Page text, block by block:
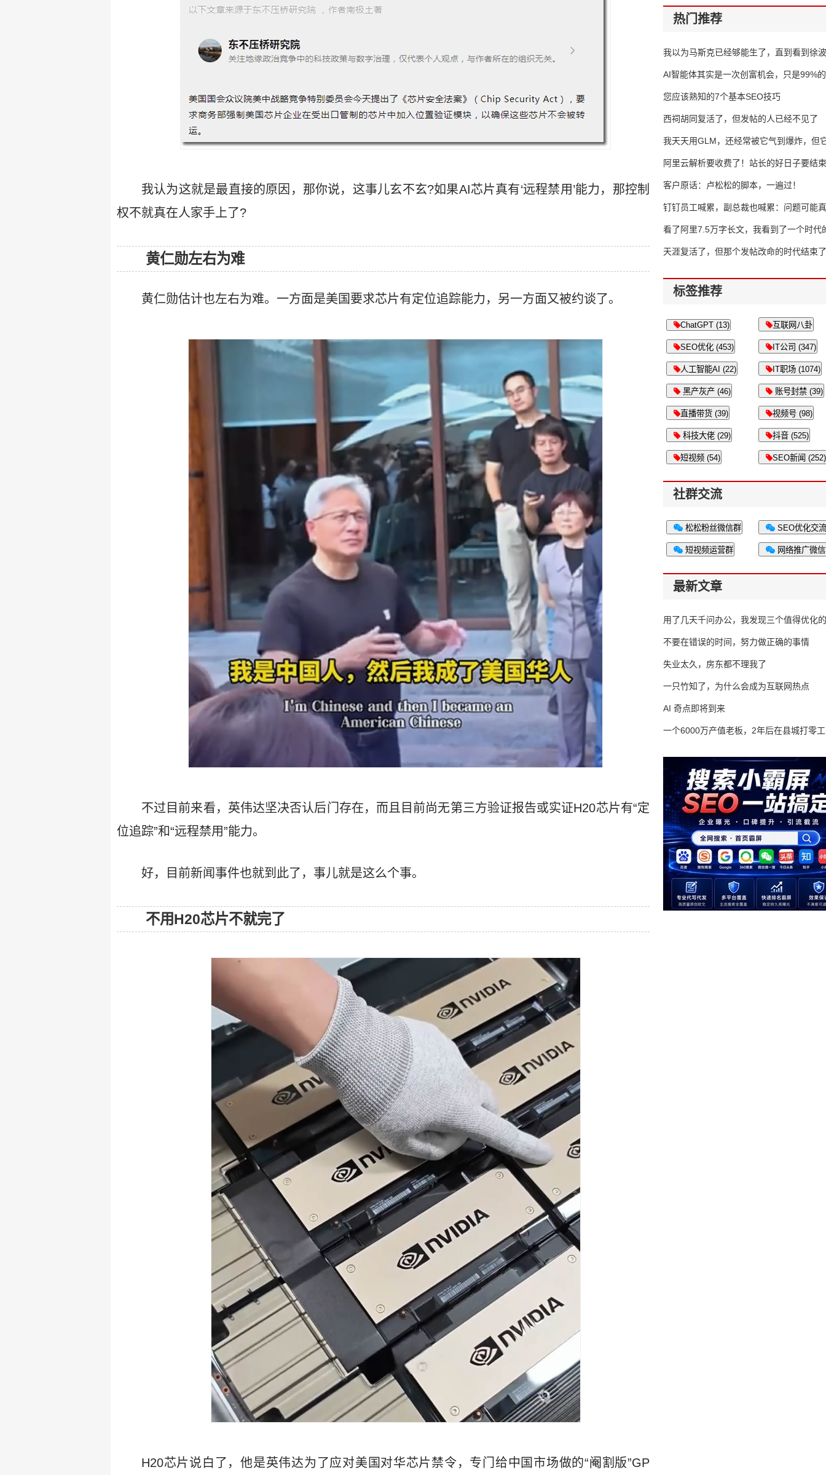
我认为这就是最直接的原因，那你说，这事儿玄不玄?如果AI芯片真有‘远程禁用’能力，那控制
权不就真在人家手上了?
黄仁勋左右为难
黄仁勋估计也左右为难。一方面是美国要求芯片有定位追踪能力，另一方面又被约谈了。
不过目前来看，英伟达坚决否认后门存在，而且目前尚无第三方验证报告或实证H20芯片有“定
位追踪”和“远程禁用”能力。
好，目前新闻事件也就到此了，事儿就是这么个事。
不用H20芯片不就完了
H20芯片说白了，他是英伟达为了应对美国对华芯片禁令，专门给中国市场做的“阉割版”GP
热门推荐
我以为马斯克已经够能生了，直到看到
AI智能体其实是一次创富机会，只是99%
错过了
您应该熟知的7个基本SEO技巧
西祠胡同复活了，但发帖的人已经不见了
我天天用GLM，还经常被它气到爆炸，但
16万亿
阿里云解析要收费了！站长的好日子要结
客户原话：卢松松的脚本，一遍过！
钉钉员工喊累，副总裁也喊累：问题可能
了
看了阿里7.5万字长文，我看到了一个时代
天涯复活了，但那个发帖改命的时代结束了
标签推荐
ChatGPT (13) 互联网八卦
SEO优化 (453) IT公司 (347)
人工智能AI (22) IT职场 (1074)
黑产灰产 (46) 账号封禁 (39)
直播带货 (39) 视频号 (98)
科技大佬 (29) 抖音 (525)
短视频 (54) SEO新闻 (252)
社群交流
松松粉丝微信群 SEO优化交
短视频运营群 网络推广微
最新文章
用了几天千问办公，我发现三个值得优化
不要在错误的时间，努力做正确的事情
失业太久，房东都不理我了
一只竹知了，为什么会成为互联网热点
AI 奇点即将到来
一个6000万产值老板，2年后在县城打零工